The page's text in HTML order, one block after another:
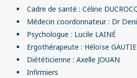
Cadre de santé : Céline
Médecin coordonnateur : Dr
Psychologue : Lucile LAINÉ
Ergothérapeute : Héloïse
Diététicienne : Axelle JOUAN
Infirmiers